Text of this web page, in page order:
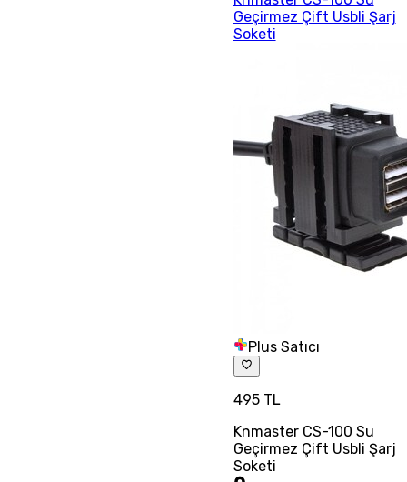
Geçirmez Çift Usbli Şarj
Soketi
Plus Satıcı
495 TL
Knmaster CS-100 Su
Geçirmez Çift Usbli Şarj
Soketi